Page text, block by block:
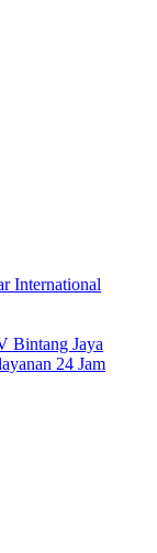
International
Bintang Jaya
24 Jam